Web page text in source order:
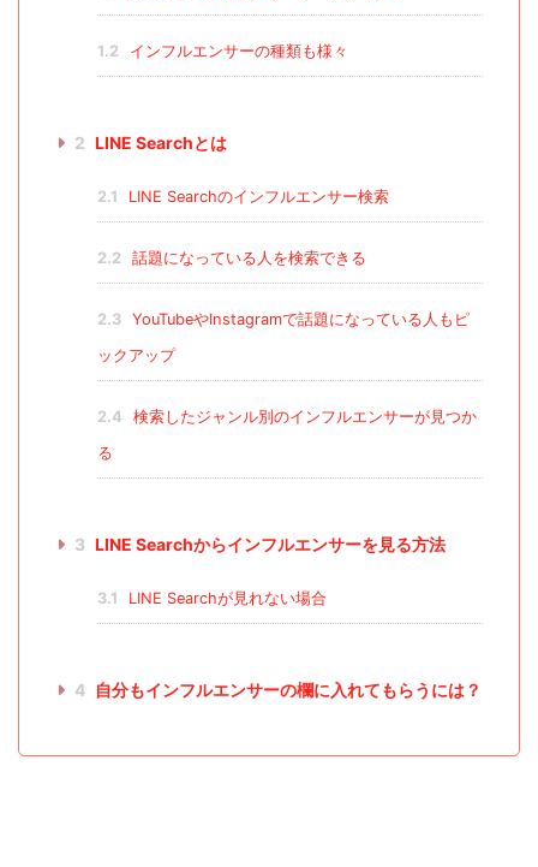
1.2 インフルエンサーの種類も様々
2 LINE Searchとは
2.1 LINE Searchのインフルエンサー検索
2.2 話題になっている人を検索できる
2.3
YouTubeやInstagramで話題になっている人もピ
ックアップ
2.4
検索したジャンル別のインフルエンサーが見つか
る
3 LINE Searchからインフルエンサーを見る方法
3.1 LINE Searchが見れない場合
4 自分もインフルエンサーの欄に入れてもらうには？